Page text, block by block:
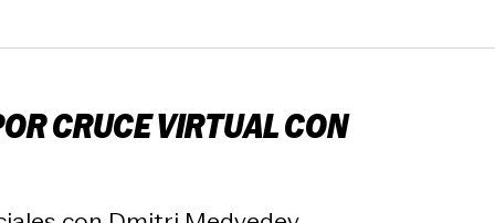
CRUCE VIRTUAL CON